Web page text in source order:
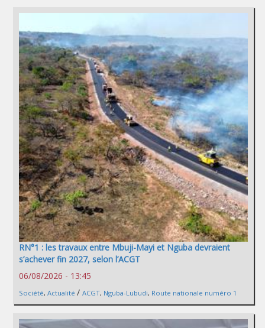
RN°1 : les travaux entre Mbuji-Mayi et Nguba devraient
s’achever fin 2027, selon l’ACGT
06/08/2026 - 13:45
Société, Actualité / ACGT, Nguba-Lubudi, Route nationale numéro 1